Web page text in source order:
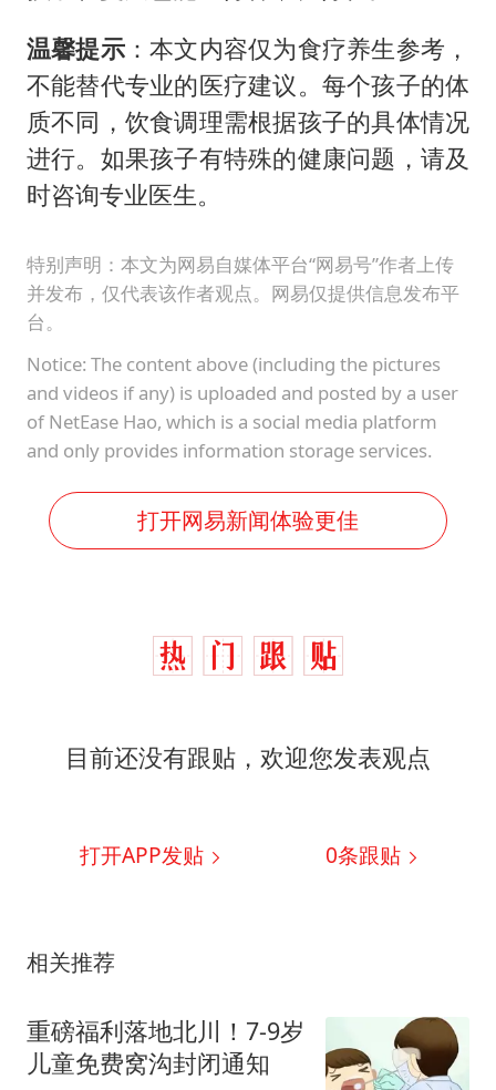
温馨提示：本文内容仅为食疗养生参考，
不能替代专业的医疗建议。每个孩子的体
质不同，饮食调理需根据孩子的具体情况
进行。如果孩子有特殊的健康问题，请及
时咨询专业医生。
特别声明：本文为网易自媒体平台“网易号”作者上传
并发布，仅代表该作者观点。网易仅提供信息发布平
台。
Notice: The content above (including the pictures
and videos if any) is uploaded and posted by a user
of NetEase Hao, which is a social media platform
and only provides information storage services.
打开网易新闻体验更佳
目前还没有跟贴，欢迎您发表观点
打开APP发贴 0条跟贴
相关推荐
重磅福利落地北川！7-9岁
儿童免费窝沟封闭通知